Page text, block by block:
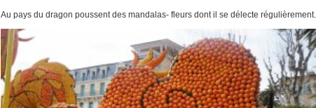
Au pays du dragon poussent des mandalas- fleurs dont il se délecte régulièrement.